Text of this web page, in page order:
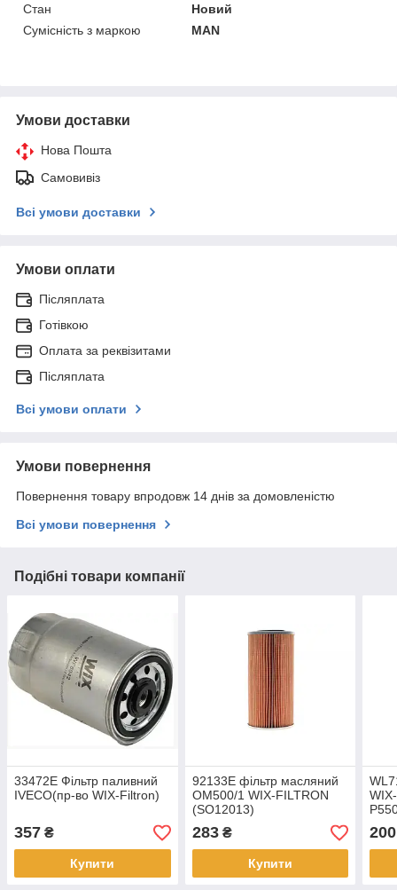
Стан
Новий
Сумісність з маркою
MAN
Умови доставки
Нова Пошта
Самовивіз
Всі умови доставки
Умови оплати
Післяплата
Готівкою
Оплата за реквізитами
Післяплата
Всі умови оплати
Умови повернення
Повернення товару впродовж 14 днів за домовленістю
Всі умови повернення
Подібні товари компанії
33472E Фільтр паливний
IVECO(пр-во WIX-Filtron)
357 ₴
Купити
92133E фільтр масляний
OM500/1 WIX-FILTRON
(SO12013)
283₴
Купити
200